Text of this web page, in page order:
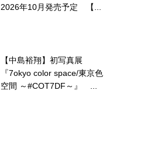
2026年10月発売予定 【...
【中島裕翔】初写真展
『7okyo color space/東京色
空間 ～#COT7DF～』 ...